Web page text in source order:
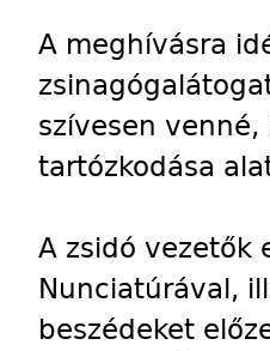
A meghívásra
szívesen
tartózkodása
A zsidó vezetők
Nunciatúrával,
beszédeket